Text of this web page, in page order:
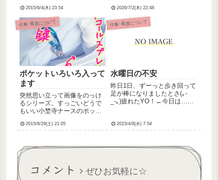
しい(´；ω；｀)紙カルテの限
界を感じる💦病院規定の用紙
だと書ききれないぐらいなの
で、めっちゃ細かい字でちま
ちま書いてます。まるで学生
時...
2015/6/4(木) 23:54
とむせちゃう人、「うがいし
てね」って言ったのに水飲ん
じゃうし。しかも一昨日の勤
務時、酸素が切れてたインシ
デントが...
2026/7/2(木) 22:48
仕事･看護について
ポケットいろいろ入って
ます
突然思い立って画像をのっけ
るシリーズ。すっごいどうで
もいい小埜寺ナースのポッケ
から追記からいっくよー
2015/8/29(土) 21:05
仕事･看護について
水曜日の不安
昨日1日、ずーっと歩き回って
足が棒になりましたとさ(｡-
_-｡)疲れたYO！←今日は…私
は必ずと言っていいほど調子
く、看護師がみんなピリピ...
2015/4/8(水) 7:54
コメント ぜひお気軽に☆